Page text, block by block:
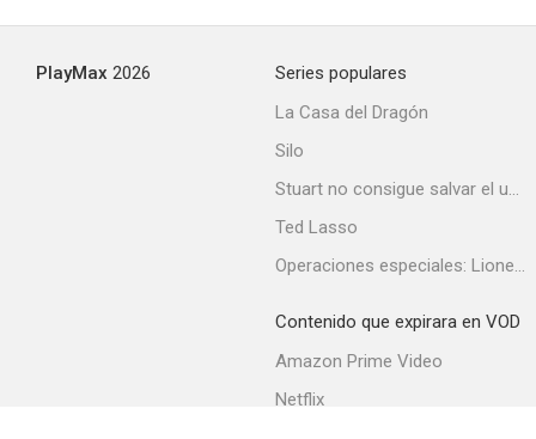
PlayMax 2026
Series populares
La Casa del Dragón
Silo
Stuart no consigue salvar el universo
Ted Lasso
Operaciones especiales: Lioness
Contenido que expirara en VOD
Amazon Prime Video
Netflix